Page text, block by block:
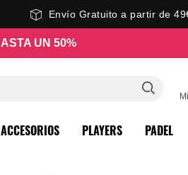
Envío Gratuito a partir de
UN 50%
ACCESORIOS PLAYERS PADEL